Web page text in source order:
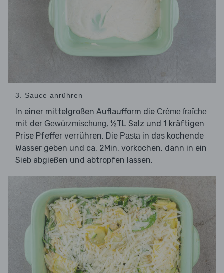
3. Sauce anrühren
In einer mittelgroßen Auflaufform die Crème fraîche
mit der Gewürzmischung, ½TL Salz und 1 kräftigen
Prise Pfeffer verrühren. Die Pasta in das kochende
Wasser geben und ca. 2Min. vorkochen, dann in ein
Sieb abgießen und abtropfen lassen.